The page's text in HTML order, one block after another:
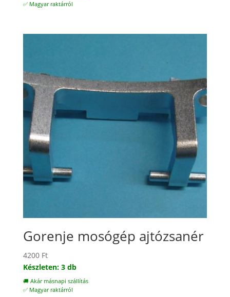
✅ Magyar raktárról
Gorenje mosógép ajtózsanér
4200 Ft
Készleten: 3 db
🚚 Akár másnapi szállítás
✅ Magyar raktárról